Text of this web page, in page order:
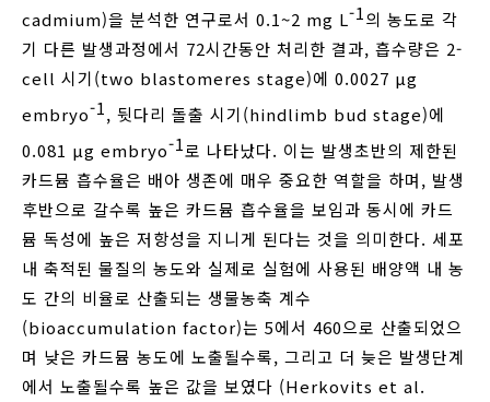
cadmium)을 분석한 연구로서 0.1~2 mg L-1의 농도로 각
기 다른 발생과정에서 72시간동안 처리한 결과, 흡수량은 2-
cell 시기(two blastomeres stage)에 0.0027 μg
embryo-1, 뒷다리 돌출 시기(hindlimb bud stage)에
0.081 μg embryo-1로 나타났다. 이는 발생초반의 제한된
카드뮴 흡수율은 배아 생존에 매우 중요한 역할을 하며, 발생
후반으로 갈수록 높은 카드뮴 흡수율을 보임과 동시에 카드
뮴 독성에 높은 저항성을 지니게 된다는 것을 의미한다. 세포
내 축적된 물질의 농도와 실제로 실험에 사용된 배양액 내 농
도 간의 비율로 산출되는 생물농축 계수
(bioaccumulation factor)는 5에서 460으로 산출되었으
며 낮은 카드뮴 농도에 노출될수록, 그리고 더 늦은 발생단계
에서 노출될수록 높은 값을 보였다 (Herkovits et al.